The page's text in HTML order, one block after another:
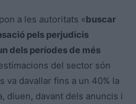
a les autoritats «buscar
pels perjudicis
dels períodes de més
del sector són
va davallar fins a un 40% la
diuen, davant dels anuncis i